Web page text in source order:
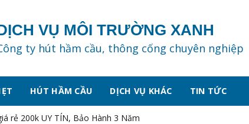
VỤ MÔI TRƯỜNG XANH
ty hút hầm cầu, thông cống chuyên nghiệp
HÚT HẦM CẦU DỊCH VỤ KHÁC TIN TỨC
rẻ 200k UY TÍN, Bảo Hành 3 Năm